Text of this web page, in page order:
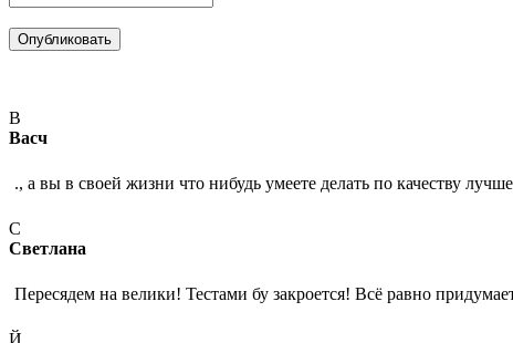
В
Васч
., а вы в своей жизни что нибудь умеете делать по качеству
С
Светлана
Пересядем на велики! Тестами бу закроется! Всё равно
Й